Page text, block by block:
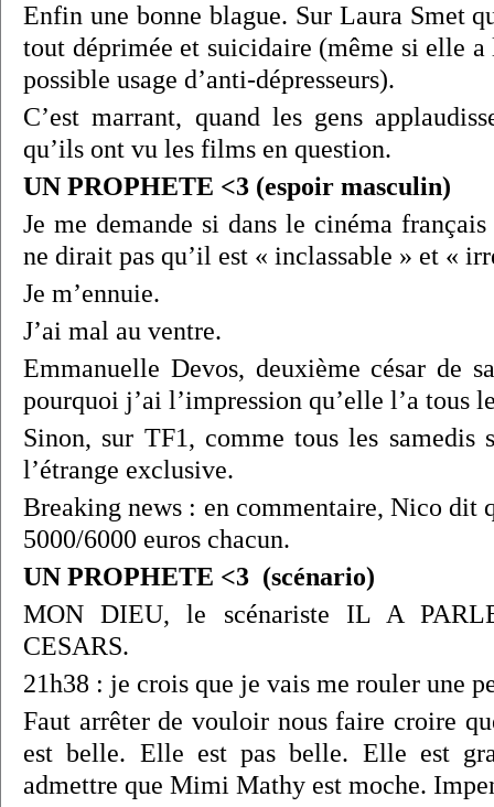
Enfin une bonne blague. Sur Laura Smet
tout déprimée et suicidaire (même si elle
possible usage d’anti-dépresseurs).
C’est marrant, quand les gens
qu’ils ont vu les films en question.
UN PROPHETE <3 (espoir masculin)
Je me demande si dans le cinéma
ne dirait pas qu’il est « inclassable » et «
Je m’ennuie.
J’ai mal au ventre.
Emmanuelle Devos, deuxième césar de
pourquoi j’ai l’impression qu’elle l’a tous
Sinon, sur TF1, comme tous les samedis
l’étrange exclusive.
Breaking news : en commentaire, Nico dit
5000/6000 euros chacun.
UN PROPHETE <3 (scénario)
MON DIEU, le scénariste IL A
CESARS.
21h38 : je crois que je vais me rouler une
Faut arrêter de vouloir nous faire croire
est belle. Elle est pas belle. Elle est
admettre que Mimi Mathy est moche.